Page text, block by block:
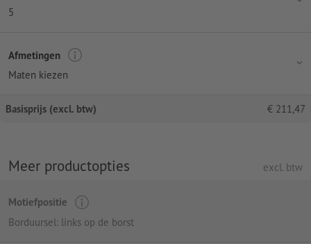
5
Afmetingen
Maten kiezen
Basisprijs (excl. btw) € 211,47
Meer productopties excl. btw
Motiefpositie
Borduursel: links op de borst